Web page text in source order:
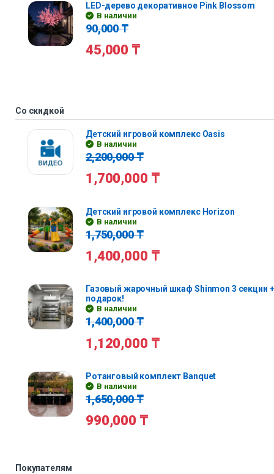
LED-дерево декоративное Pink Blossom
В наличии
90,000₸
45,000 ₸
Со скидкой
Детский игровой комплекс Oasis
В наличии
2,200,000₸
1,700,000 ₸
Детский игровой комплекс Horizon
В наличии
1,750,000₸
1,400,000 ₸
Газовый жарочный шкаф Shinmon 3 секции
подарок!
В наличии
1,400,000₸
1,120,000 ₸
Ротанговый комплект Banquet
В наличии
1,650,000₸
990,000 ₸
Покупателям